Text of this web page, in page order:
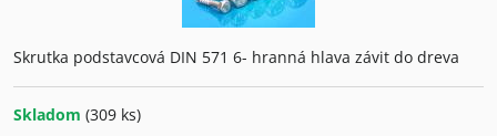
Skrutka podstavcová DIN 571 6- hranná hlava závit do dreva
Skladom (309 ks)